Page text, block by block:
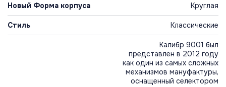
Новый Форма корпуса Круглая
Стиль Классические
Калибр 9001 был
представлен в 2012 году
как один из самых сложных
механизмов мануфактуры,
оснащенный селектором